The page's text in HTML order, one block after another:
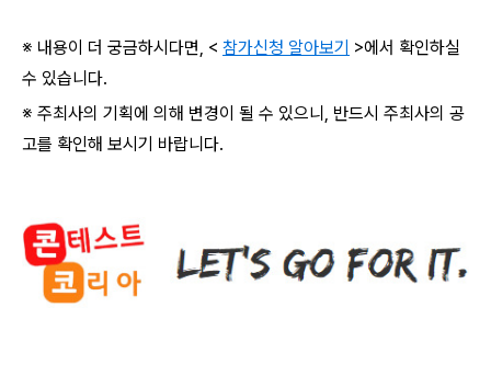
※ 내용이 더 궁금하시다면, < 참가신청 알아보기 >에서 확인하실
수 있습니다.
※ 주최사의 기획에 의해 변경이 될 수 있으니, 반드시 주최사의 공
고를 확인해 보시기 바랍니다.